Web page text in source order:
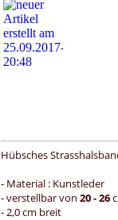
Hübsches
- Material : Kunstleder
- verstellbar von 20 - 26
- 2,0 cm breit